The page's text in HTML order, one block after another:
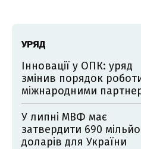
УРЯД
Інновації у ОПК: уряд
змінив порядок
міжнародними
У липні МВФ має
затвердити 690
доларів для України